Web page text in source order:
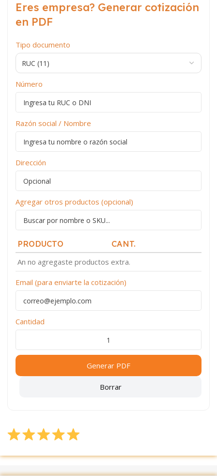
Eres empresa? Generar cotización
en PDF
Tipo documento
Número
Razón social / Nombre
Dirección
Agregar otros productos (opcional)
PRODUCTO CANT.
An no agregaste productos extra.
Email (para enviarte la cotización)
Cantidad
Generar PDF
Borrar